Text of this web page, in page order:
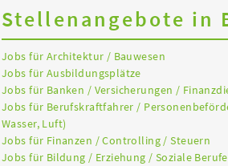
Stellenangebote in
Jobs für Architektur / Bauwesen
Jobs für Ausbildungsplätze
Jobs für Banken / Versicherungen /
Jobs für Berufskraftfahrer /
Wasser, Luft)
Jobs für Finanzen / Controlling / Steuern
Jobs für Bildung / Erziehung / Soziale Berufe